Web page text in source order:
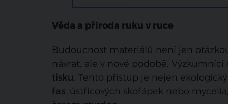
Věda a příroda ruku v ruce
Budoucnost materiálů není jen
návrat, ale v nové podobě.
tisku. Tento přístup je nejen
řas, ústřicových skořápek nebo